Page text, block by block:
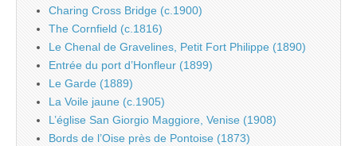
Charing Cross Bridge (c.1900)
The Cornfield (c.1816)
Le Chenal de Gravelines, Petit Fort Philippe (1890)
Entrée du port d’Honfleur (1899)
Le Garde (1889)
La Voile jaune (c.1905)
L’église San Giorgio Maggiore, Venise (1908)
Bords de l’Oise près de Pontoise (1873)